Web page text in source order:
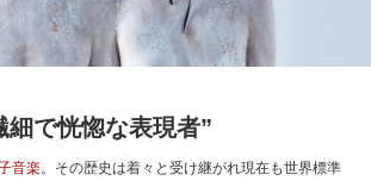
細で恍惚な表現者”
音楽。その歴史は着々と受け継がれ現在も世界標準